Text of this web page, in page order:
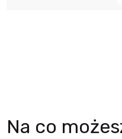
Na co